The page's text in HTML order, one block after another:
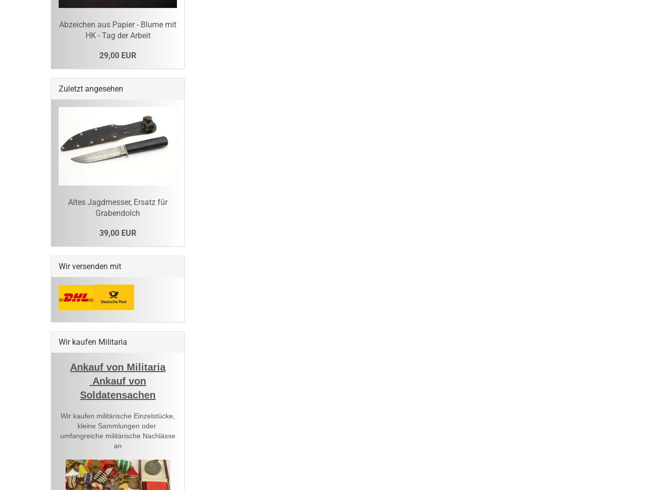
Abzeichen aus Papier - Blume mit
HK - Tag der Arbeit
29,00 EUR
Zuletzt angesehen
Altes Jagdmesser, Ersatz für
Grabendolch
39,00 EUR
Wir versenden mit
Wir kaufen Militaria
Ankauf von Militaria
Ankauf von
Soldatensachen
Wir kaufen militärische Einzelstücke,
kleine Sammlungen oder
umfangreiche militärische Nachlässe
an